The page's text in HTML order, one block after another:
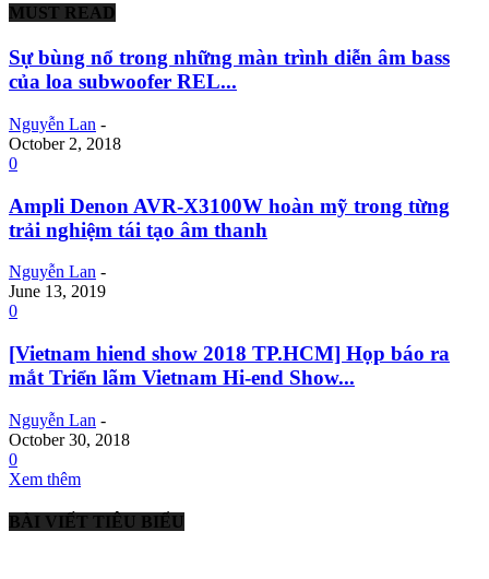
MUST READ
Sự bùng nổ trong những màn trình diễn âm bass
của loa subwoofer REL...
Nguyễn Lan -
October 2, 2018
0
Ampli Denon AVR-X3100W hoàn mỹ trong từng
trải nghiệm tái tạo âm thanh
Nguyễn Lan -
June 13, 2019
0
[Vietnam hiend show 2018 TP.HCM] Họp báo ra
mắt Triển lãm Vietnam Hi-end Show...
Nguyễn Lan -
October 30, 2018
0
Xem thêm
BÀI VIẾT TIÊU BIỂU